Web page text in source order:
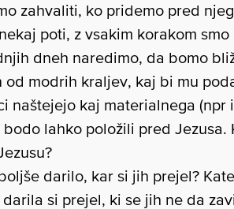
zahvaliti, ko pridemo pred
poti, z vsakim korakom
dneh naredimo, da bomo
od modrih kraljev, kaj bi mu
naštejejo kaj materialnega (npr
lahko položili pred Jezusa.
darilo, kar si jih prejel?
si prejel, ki se jih ne da